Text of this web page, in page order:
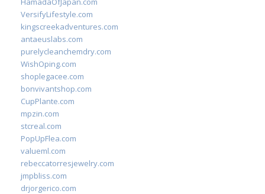
VersifyLifestyle.com
kingscreekadventures.com
antaeuslabs.com
purelycleanchemdry.com
WishOping.com
shoplegacee.com
bonvivantshop.com
CupPlante.com
mpzin.com
stcreal.com
PopUpFlea.com
valueml.com
rebeccatorresjewelry.com
jmpbliss.com
drjorgerico.com